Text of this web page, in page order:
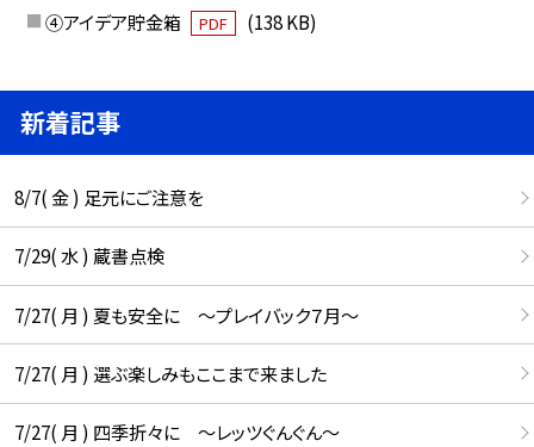
④アイデア貯金箱
PDF (138 KB)
新着記事
8/7( 金 ) 足元にご注意を
7/29( 水 ) 蔵書点検
7/27( 月 ) 夏も安全に ～プレイバック７月～
7/27( 月 ) 選ぶ楽しみもここまで来ました
7/27( 月 ) 四季折々に ～レッツぐんぐん～